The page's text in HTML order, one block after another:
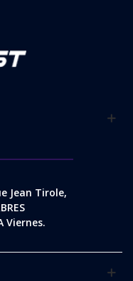
Jean Tirole,
Viernes.